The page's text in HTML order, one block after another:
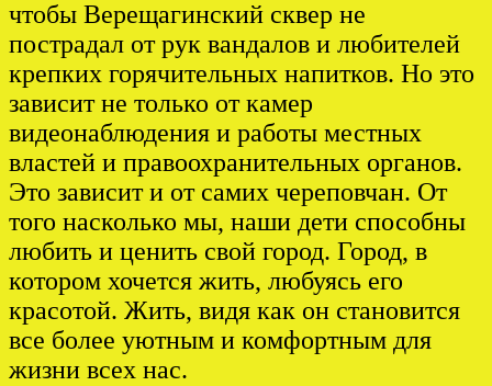
чтобы Верещагинский сквер не
пострадал от рук вандалов и любителей
крепких горячительных напитков. Но это
зависит не только от камер
видеонаблюдения и работы местных
властей и правоохранительных органов.
Это зависит и от самих череповчан. От
того насколько мы, наши дети способны
любить и ценить свой город. Город, в
котором хочется жить, любуясь его
красотой. Жить, видя как он становится
все более уютным и комфортным для
жизни всех нас.